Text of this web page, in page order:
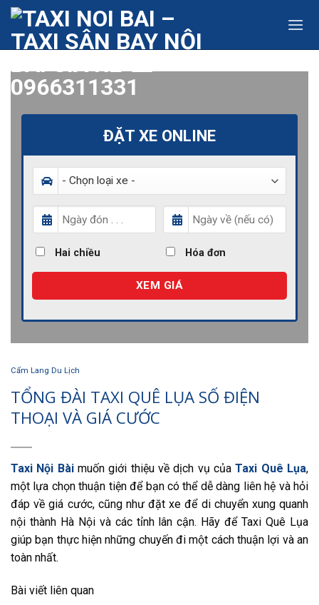
Skip
content
ĐẶT XE ONLINE
Hai chiều Hóa đơn
XEM GIÁ
Cẩm Lang Du Lịch
TỔNG ĐÀI TAXI QUÊ LỤA SỐ ĐIỆN
THOẠI VÀ GIÁ CƯỚC
Taxi Nội Bài muốn giới thiệu về dịch vụ của Taxi Quê Lụa,
một lựa chọn thuận tiện để bạn có thể dễ dàng liên hệ và hỏi
đáp về giá cước, cũng như đặt xe để di chuyển xung quanh
nội thành Hà Nội và các tỉnh lân cận. Hãy để Taxi Quê Lụa
giúp bạn thực hiện những chuyến đi một cách thuận lợi và an
toàn nhất.
Bài viết liên quan